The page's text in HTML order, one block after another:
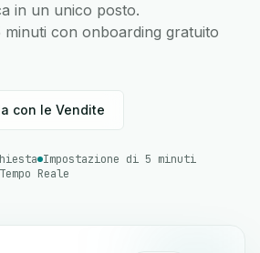
in un unico posto.
con onboarding gratuito
con le Vendite
Impostazione di 5 minuti
Reale